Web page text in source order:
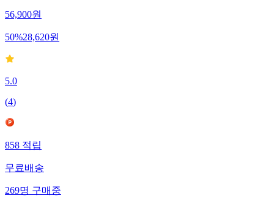
56,900원
50%28,620원
5.0
(4)
858적립
무료배송
269명구매중